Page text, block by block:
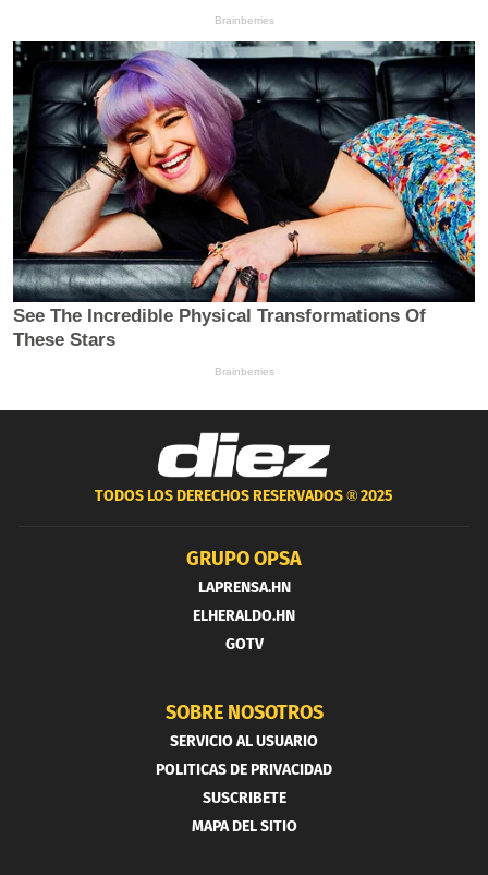
TODOS LOS DERECHOS RESERVADOS ®2025
GRUPO OPSA
LAPRENSA.HN
ELHERALDO.HN
GOTV
SOBRE NOSOTROS
SERVICIO AL USUARIO
POLITICAS DE PRIVACIDAD
SUSCRIBETE
MAPA DEL SITIO